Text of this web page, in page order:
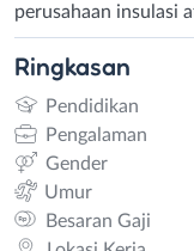
perusahaan insulasi
Ringkasan
Pendidikan
Pengalaman
Gender
Umur
Besaran Gaji